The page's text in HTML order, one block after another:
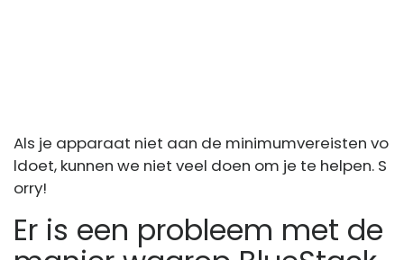
Als je apparaat niet aan de minimumvereisten vo
ldoet, kunnen we niet veel doen om je te helpen. S
orry!
Er is een probleem met de